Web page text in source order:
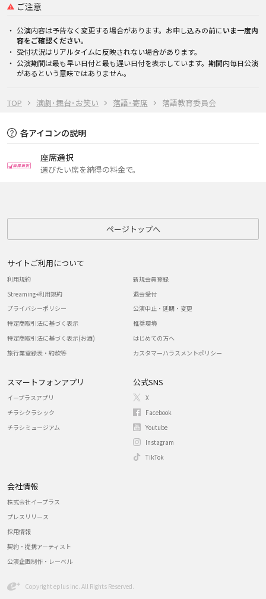
TOP 演劇･舞台･お笑い 落語･寄席 落語教育委員会
ご注意
公演内容は予告なく変更する場合があります。お申し込みの前にいま一度内
容をご確認ください。
受付状況はリアルタイムに反映されない場合があります。
公演期間は最も早い日付と最も遅い日付を表示しています。期間内毎日公演
があるという意味ではありません。
各アイコンの説明
座席選択
選びたい席を納得の料金で。
ページトップへ
サイトご利用について
利用規約
Streaming+利用規約
プライバシーポリシー
特定商取引法に基づく表示
特定商取引法に基づく表示(お酒)
旅行業登録表・約款等
新規会員登録
退会受付
公演中止・延期・変更
推奨環境
はじめての方へ
カスタマーハラスメントポリシー
スマートフォンアプリ
イープラスアプリ
チラシクラシック
チラシミュージアム
公式SNS
X
Facebook
Youtube
Instagram
TikTok
会社情報
株式会社イープラス
プレスリリース
採用情報
契約・提携アーティスト
公演企画制作・レーベル
Copyright eplus inc. All Rights Reserved.